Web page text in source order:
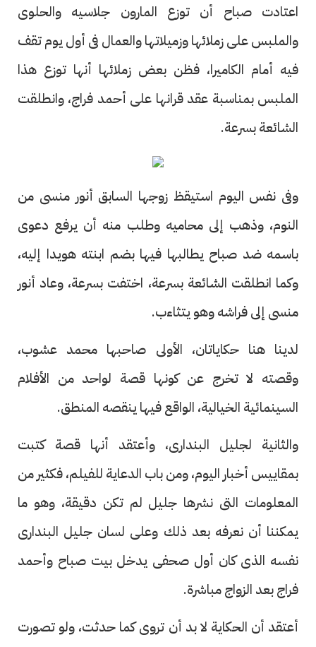
اعتادت صباح أن توزع المارون جلاسيه والحلوى
والملبس على زملائها وزميلاتها والعمال فى أول يوم تقف
فيه أمام الكاميرا، فظن بعض زملائها أنها توزع هذا
الملبس بمناسبة عقد قرانها على أحمد فراج، وانطلقت
الشائعة بسرعة.
وفى نفس اليوم استيقظ زوجها السابق أنور منسى من
النوم، وذهب إلى محاميه وطلب منه أن يرفع دعوى
باسمه ضد صباح يطالبها فيها بضم ابنته هويدا إليه،
وكما انطلقت الشائعة بسرعة، اختفت بسرعة، وعاد أنور
منسى إلى فراشه وهو يتثاءب.
لدينا هنا حكاياتان، الأولى صاحبها محمد عشوب،
وقصته لا تخرج عن كونها قصة لواحد من الأفلام
السينمائية الخيالية، الواقع فيها ينقصه المنطق.
والثانية لجليل البندارى، وأعتقد أنها قصة كتبت
بمقاييس أخبار اليوم، ومن باب الدعاية للفيلم، فكثير من
المعلومات التى نشرها جليل لم تكن دقيقة، وهو ما
يمكننا أن نعرفه بعد ذلك وعلى لسان جليل البندارى
نفسه الذى كان أول صحفى يدخل بيت صباح وأحمد
فراج بعد الزواج مباشرة.
أعتقد أن الحكاية لا بد أن تروى كما حدثت، ولو تصورت